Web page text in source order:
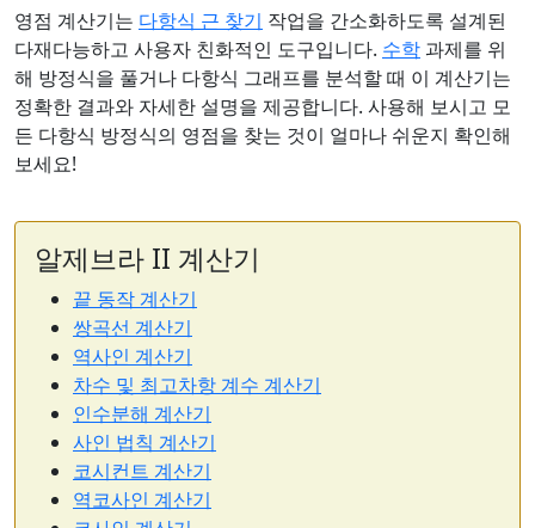
영점 계산기는 다항식 근 찾기 작업을 간소화하도록 설계된
다재다능하고 사용자 친화적인 도구입니다. 수학 과제를 위
해 방정식을 풀거나 다항식 그래프를 분석할 때 이 계산기는
정확한 결과와 자세한 설명을 제공합니다. 사용해 보시고 모
든 다항식 방정식의 영점을 찾는 것이 얼마나 쉬운지 확인해
보세요!
알제브라 II 계산기
끝 동작 계산기
쌍곡선 계산기
역사인 계산기
차수 및 최고차항 계수 계산기
인수분해 계산기
사인 법칙 계산기
코시컨트 계산기
역코사인 계산기